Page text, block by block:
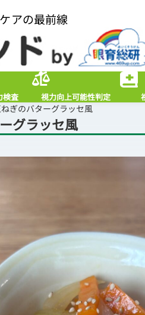
アの最前線
検査 視力向上可能性判定
ぎのバターグラッセ風
グラッセ風